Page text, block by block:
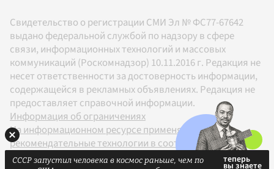
Свидетельство о регистрации СМИ Эл № ФС77-67642
выдано федеральной службой по надзору в сфере
связи, информационных технологий и массовых
коммуникаций (Роскомнадзор) 10.11.2016 г. Редакция не
несет ответственности за достоверность информации,
содержащейся в рекламных объявлениях. Редакция не
предоставляет справочной информации.
Информация об ограничениях
На информационном ресурсе применяются
рекомендательные технологии в соответствии с
Правилами
СССР запустил человека в космос раньше, чем по